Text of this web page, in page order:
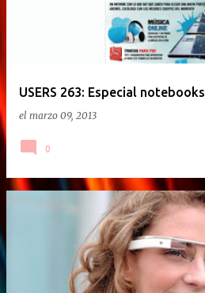
USERS 263: Especial notebooks
el marzo 09, 2013
0